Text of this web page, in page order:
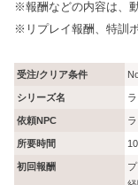
※報酬などの内容は、
※リプレイ報酬、特訓
受注/クリア条件
シリーズ名
依頼NPC
所要時間
初回報酬